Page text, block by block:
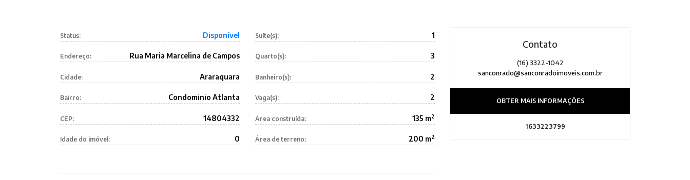
Status: Disponível
Endereço: Rua Maria Marcelina de Campos
Cidade: Araraquara
Bairro: Condominio Atlanta
CEP: 14804332
Idade do imóvel: 0
Suíte(s): 1
Quarto(s): 3
Banheiro(s): 2
Vaga(s): 2
Área construída: 135 m2
Área de terreno: 200 m2
Contato
(16) 3322-1042
sanconrado@sanconradoimoveis.com.br
OBTER MAIS INFORMAÇÕES
1633223799